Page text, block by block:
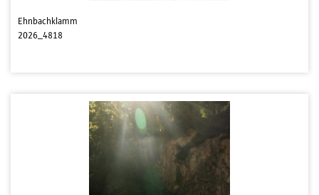
Ehnbachklamm
2026_4818